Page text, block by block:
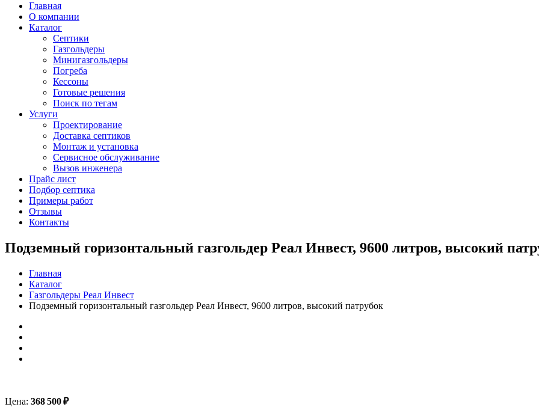
Главная
О компании
Каталог
Септики
Газгольдеры
Минигазгольдеры
Погреба
Кессоны
Готовые решения
Поиск по тегам
Услуги
Проектирование
Доставка септиков
Монтаж и установка
Сервисное обслуживание
Вызов инженера
Прайс лист
Подбор септика
Примеры работ
Отзывы
Контакты
Подземный горизонтальный газгольдер Реал Инвест, 9600 литров, высокий
Главная
Каталог
Газгольдеры Реал Инвест
Подземный горизонтальный газгольдер Реал Инвест, 9600 литров, высокий патрубок
Цена: 368 500₽